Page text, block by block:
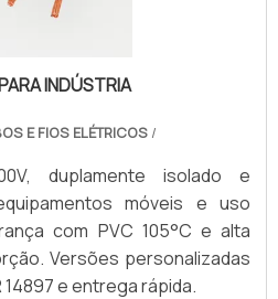
INDÚSTRIA
E FIOS ELÉTRICOS/
duplamente isolado e
móveis e uso
com PVC 105°C e alta
Versões personalizadas
14897 e entrega rápida.